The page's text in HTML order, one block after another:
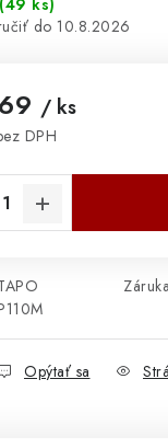
(49 ks)
10.8.2026
/ ks
DPH
Záruka
Opýtať sa